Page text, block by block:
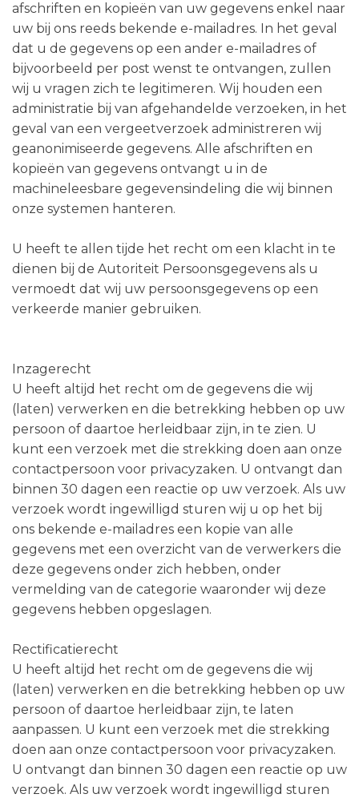
afschriften en kopieën van uw gegevens enkel naar
uw bij ons reeds bekende e-mailadres. In het geval
dat u de gegevens op een ander e-mailadres of
bijvoorbeeld per post wenst te ontvangen, zullen
wij u vragen zich te legitimeren. Wij houden een
administratie bij van afgehandelde verzoeken, in het
geval van een vergeetverzoek administreren wij
geanonimiseerde gegevens. Alle afschriften en
kopieën van gegevens ontvangt u in de
machineleesbare gegevensindeling die wij binnen
onze systemen hanteren.
U heeft te allen tijde het recht om een klacht in te
dienen bij de Autoriteit Persoonsgegevens als u
vermoedt dat wij uw persoonsgegevens op een
verkeerde manier gebruiken.
Inzagerecht
U heeft altijd het recht om de gegevens die wij
(laten) verwerken en die betrekking hebben op uw
persoon of daartoe herleidbaar zijn, in te zien. U
kunt een verzoek met die strekking doen aan onze
contactpersoon voor privacyzaken. U ontvangt dan
binnen 30 dagen een reactie op uw verzoek. Als uw
verzoek wordt ingewilligd sturen wij u op het bij
ons bekende e-mailadres een kopie van alle
gegevens met een overzicht van de verwerkers die
deze gegevens onder zich hebben, onder
vermelding van de categorie waaronder wij deze
gegevens hebben opgeslagen.
Rectificatierecht
U heeft altijd het recht om de gegevens die wij
(laten) verwerken en die betrekking hebben op uw
persoon of daartoe herleidbaar zijn, te laten
aanpassen. U kunt een verzoek met die strekking
doen aan onze contactpersoon voor privacyzaken.
U ontvangt dan binnen 30 dagen een reactie op uw
verzoek. Als uw verzoek wordt ingewilligd sturen